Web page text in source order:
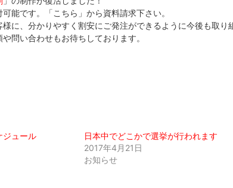
能です。「こちら」から資料請求下さい。
に、分かりやすく割安にご発注ができるように今後も取
問い合わせもお待ちしております。
ジュール
日本中でどこかで選挙が行われます
2017年4月21日
お知らせ